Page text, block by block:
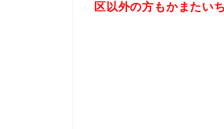
区以外の方もかまたい